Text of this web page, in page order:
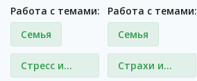
Работа с темами:
Семья
Стресс и
Работа с темами:
Семья
Страхи и